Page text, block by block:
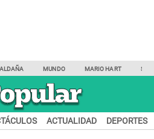
MUNDO MARIO HART
ACTUALIDAD DEPORTES